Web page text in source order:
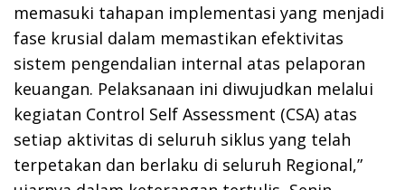
memasuki tahapan implementasi yang menjadi
fase krusial dalam memastikan efektivitas
sistem pengendalian internal atas pelaporan
keuangan. Pelaksanaan ini diwujudkan melalui
kegiatan Control Self Assessment (CSA) atas
setiap aktivitas di seluruh siklus yang telah
terpetakan dan berlaku di seluruh Regional,”